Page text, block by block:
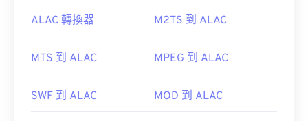
如何開啟 Xvid 檔案？
啟。 DivX 為 PC 開發了 Xvid，但它也可以在 Mac
ALAC 轉換器 M2TS 到 ALAC
MTS 到 ALAC MPEG 到 ALAC
SWF 到 ALAC MOD 到 ALAC